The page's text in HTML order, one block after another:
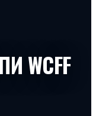
WCFF